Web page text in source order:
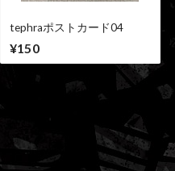
tephraポストカード04
¥150